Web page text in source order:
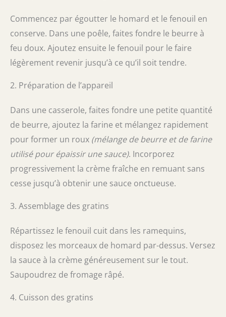
Commencez par égoutter le homard et le fenouil en
conserve. Dans une poêle, faites fondre le beurre à
feu doux. Ajoutez ensuite le fenouil pour le faire
légèrement revenir jusqu’à ce qu’il soit tendre.
2. Préparation de l’appareil
Dans une casserole, faites fondre une petite quantité
de beurre, ajoutez la farine et mélangez rapidement
pour former un roux (mélange de beurre et de farine
utilisé pour épaissir une sauce). Incorporez
progressivement la crème fraîche en remuant sans
cesse jusqu’à obtenir une sauce onctueuse.
3. Assemblage des gratins
Répartissez le fenouil cuit dans les ramequins,
disposez les morceaux de homard par-dessus. Versez
la sauce à la crème généreusement sur le tout.
Saupoudrez de fromage râpé.
4. Cuisson des gratins